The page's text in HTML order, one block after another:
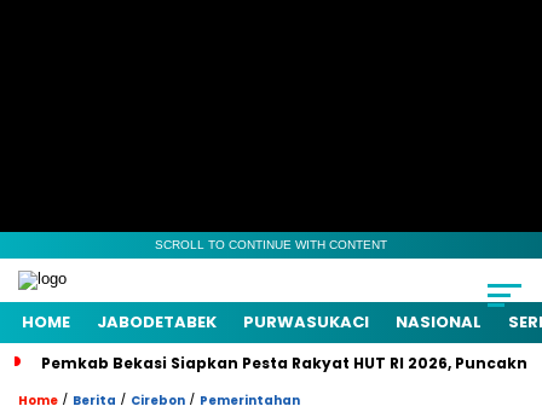
SCROLL TO CONTINUE WITH CONTENT
HOME JABODETABEK PURWASUKACI NASIONAL
Pemkab Bekasi Siapkan Pesta Rakyat HUT RI 2026,
Home / Berita / Cirebon / Pemerintahan